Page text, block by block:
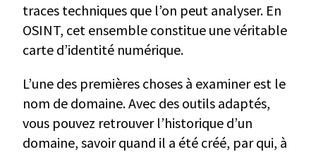
traces techniques que l’on peut analyser. En
OSINT, cet ensemble constitue une véritable
carte d’identité numérique.
L’une des premières choses à examiner est le
nom de domaine. Avec des outils adaptés,
vous pouvez retrouver l’historique d’un
domaine, savoir quand il a été créé, par qui, à